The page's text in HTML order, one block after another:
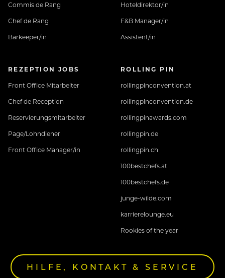
Commis de Rang
Chef de Rang
Barkeeper/in
Hoteldirektor/in
F&B Manager/in
Assistent/in
REZEPTION JOBS
Front Office Mitarbeiter
Chef de Reception
Reservierungsmitarbeiter
Page/Lohndiener
Front Office Manager/in
ROLLING PIN
rollingpinconvention.at
rollingpinconvention.de
rollingpinawards.com
rollingpin.de
rollingpin.ch
100bestchefs.at
100bestchefs.de
junge-wilde.com
karrierelounge.eu
Rookies of the year
HILFE, KONTAKT & SERVICE